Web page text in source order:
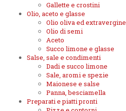
Gallette e crostini
Olio, aceto e glasse
Olio oliva ed extravergine
Olio di semi
Aceto
Succo limone e glasse
Salse, sale e condimenti
Dadi e succo limone
Sale, aromi e spezie
Maionese e salse
Panna, besciamella
Preparati e piatti pronti